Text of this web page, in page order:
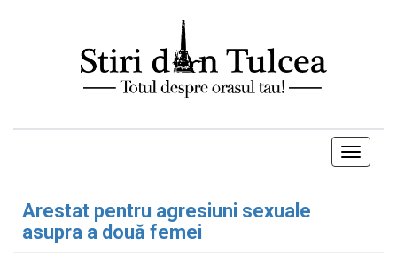
Toggle
Arestat pentru agresiuni sexuale
asupra a două femei